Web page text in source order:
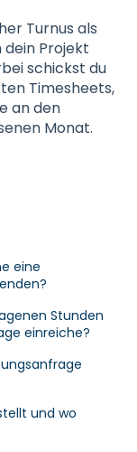
Turnus als
Projekt
schickst du
Timesheets,
an den
Monat.
eine
Stunden
einreiche?
und wo